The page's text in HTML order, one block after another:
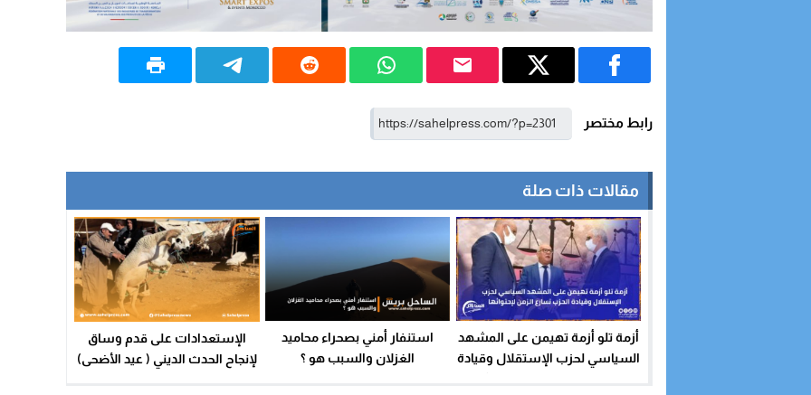
رابط مختصر
مقالات ذات صلة
أزمة تلو أزمة تهيمن على المشهد
السياسي لحزب الإستقلال وقيادة
استنفار أمني بصحراء محاميد
الغزلان والسبب هو ؟
الإستعدادات على قدم وساق
لإنجاح الحدث الديني ( عيد الأضحى)